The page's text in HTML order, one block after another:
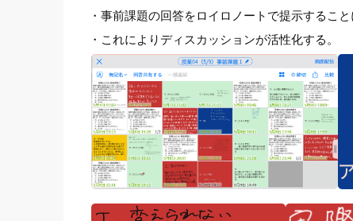
・事前課題の回答をロイロノートで提示するこ
・これによりディスカッションが活性化する。